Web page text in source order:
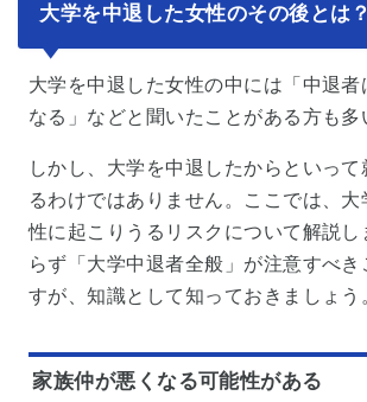
大学を中退した女性のその後とは？
大学を中退した女性の中には「中退者
なる」などと聞いたことがある方も多
しかし、大学を中退したからといっ
るわけではありません。ここでは、
性に起こりうるリスクについて解説し
らず「大学中退者全般」が注意すべき
すが、知識として知っておきましょう
家族仲が悪くなる可能性がある